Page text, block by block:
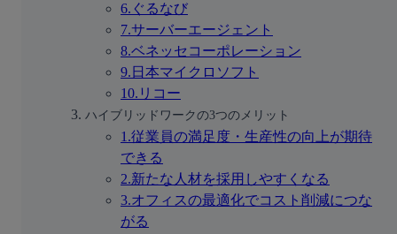
6.ぐるなび
7.サーバーエージェント
8.ベネッセコーポレーション
9.日本マイクロソフト
10.リコー
ハイブリッドワークの3つのメリット
1.従業員の満足度・生産性の向上が期待
できる
2.新たな人材を採用しやすくなる
3.オフィスの最適化でコスト削減につな
がる